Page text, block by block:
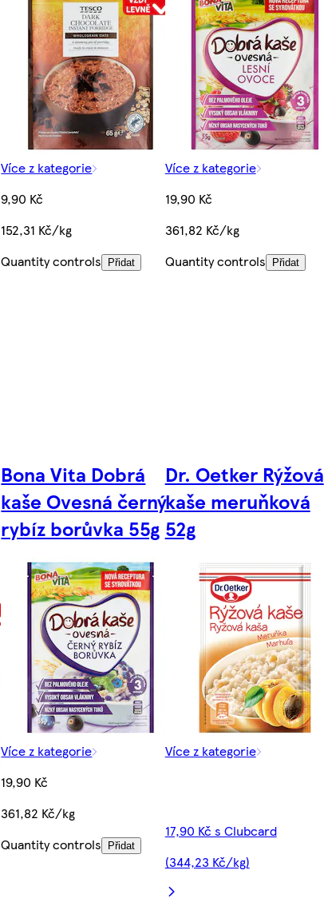
Více z kategorie
9,90 Kč
152,31 Kč/kg
Quantity controls
Přidat
Více z kategorie
19,90 Kč
361,82 Kč/kg
Quantity controls
Přidat
Bona Vita Dobrá
kaše Ovesná černý
rybíz borůvka 55g
Více z kategorie
19,90 Kč
361,82 Kč/kg
Quantity controls Přidat
Dr. Oetker Rýžová
kaše meruňková
52g
Více z kategorie
17,90 Kč s Clubcard
(344,23 Kč/kg)